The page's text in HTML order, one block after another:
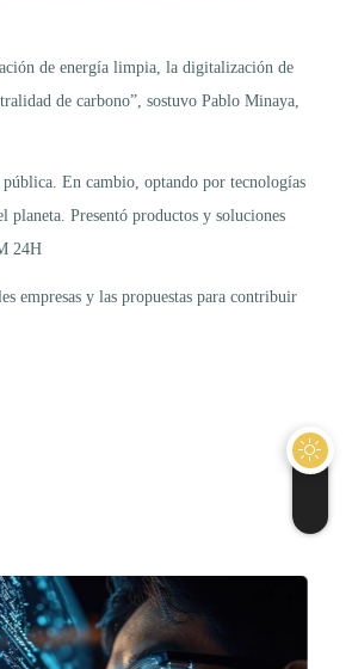
de energía limpia, la digitalización de
de carbono”, sostuvo Pablo Minaya,
En cambio, optando por tecnologías
Presentó productos y soluciones
24H
empresas y las propuestas para contribuir